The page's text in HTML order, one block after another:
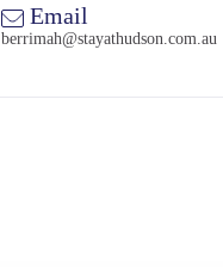
Email
berrimah@stayathudson.com.au